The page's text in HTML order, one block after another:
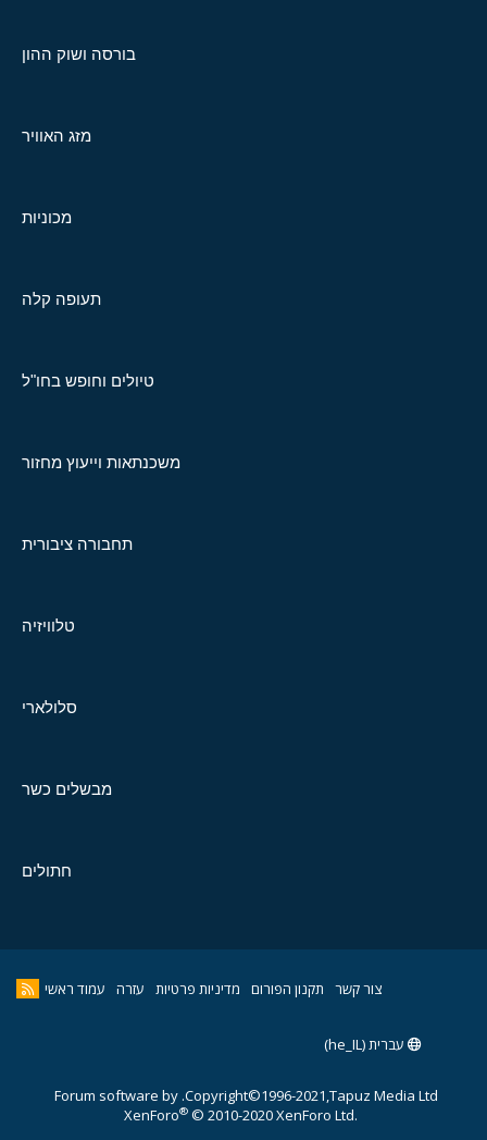
בורסה ושוק ההון
מזג האוויר
מכוניות
תעופה קלה
טיולים וחופש בחו"ל
משכנתאות וייעוץ מחזור
תחבורה ציבורית
טלוויזיה
סלולארי
מבשלים כשר
חתולים
צור קשר תקנון הפורום מדיניות פרטיות עזרה עמוד ראשי
עברית (he_IL)
Copyright©1996-2021,Tapuz Media Ltd.
Forum software by
XenForo® © 2010-2020 XenForo Ltd.